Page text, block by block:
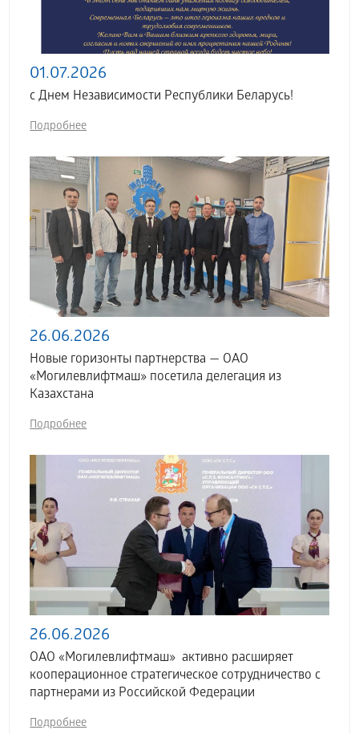
01.07.2026
с Днем Независимости Республики Беларусь!
Подробнее
26.06.2026
Новые горизонты партнерства — ОАО
«Могилевлифтмаш» посетила делегация из
Казахстана
Подробнее
26.06.2026
ОАО «Могилевлифтмаш» активно расширяет
кооперационное стратегическое сотрудничество с
партнерами из Российской Федерации
Подробнее